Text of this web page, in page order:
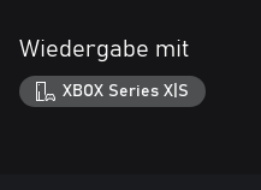
Wiedergabe mit
XBOX Series X|S